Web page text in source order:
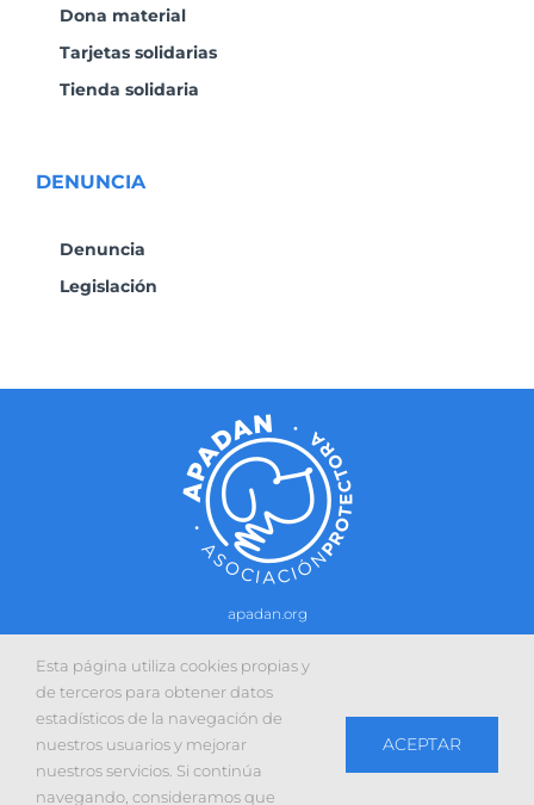
Dona material
Tarjetas solidarias
Tienda solidaria
DENUNCIA
Denuncia
Legislación
apadan.org
Contacto–Política de cookies-Política de privacidad
Sitio web desarrollado con la colaboración de:
Esta página utiliza cookies propias y
de terceros para obtener datos
estadísticos de la navegación de
nuestros usuarios y mejorar
nuestros servicios. Si continúa
navegando, consideramos que
ACEPTAR